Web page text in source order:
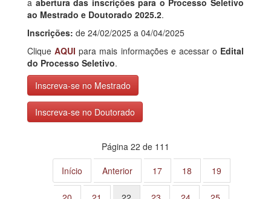
ao Mestrado e Doutorado 2025.2.
Inscrições: de 24/02/2025 a 04/04/2025
CliqueAQUI para mais informações e acessar o Edital
do Processo Seletivo.
Inscreva-se no Mestrado
Inscreva-se no Doutorado
Página 22 de 111
Início
Anterior 17 18 19